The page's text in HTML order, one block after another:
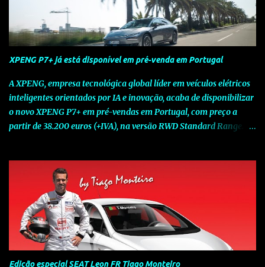
XPENG P7+ já está disponível em pré-venda em Portugal
A XPENG, empresa tecnológica global líder em veículos elétricos
inteligentes orientados por IA e inovação, acaba de disponibilizar
o novo XPENG P7+ em pré-vendas em Portugal, com preço a
partir de 38.200 euros (+IVA), na versão RWD Standard Range.
num momento decisivo, em que a indústria automóvel evolui da
mobilidade baseada na potência para a mobilidade baseada na
inteligência. Concebido como um fastback preparado para o
futuro e otimizado por Inteligência Artificial (IA), o novo XPENG
P7+ combina uma arquitetura inteligente avançada, um espaço
de referência no segmento e grande versatilidade para viagens,
respondendo às exigências do quotidiano europeu e refletindo o
Edição especial SEAT Leon FR Tiago Monteiro